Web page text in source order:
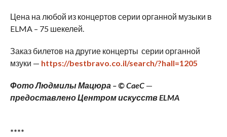
Цена на любой из концертов серии органной музыки в
ELMA – 75 шекелей.
Заказ билетов на другие концерты серии органной
мзуки — https://bestbravo.co.il/search/?hall=1205
Фото Людмилы Мацюра – © CaeC—
предоставлено Центром искусств ELMA
****